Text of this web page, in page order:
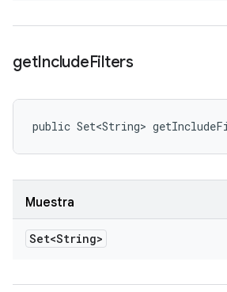
getIncludeFilters
public Set<String>
Muestra
Set<String>